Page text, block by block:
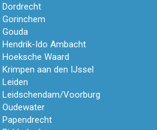
Dordrecht
Gorinchem
Gouda
Hendrik-Ido Ambacht
Hoeksche Waard
Krimpen aan den IJssel
Leiden
Leidschendam/Voorburg
Oudewater
Papendrecht